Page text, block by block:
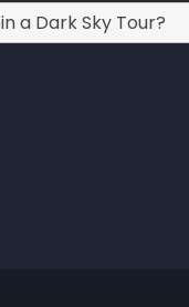
a Dark Sky Tour?